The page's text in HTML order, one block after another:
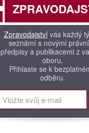
Zpravodajstvívás každý
seznámí s novými
předpisy a publikacemi z
oboru.
Přihlaste se k
odběru.